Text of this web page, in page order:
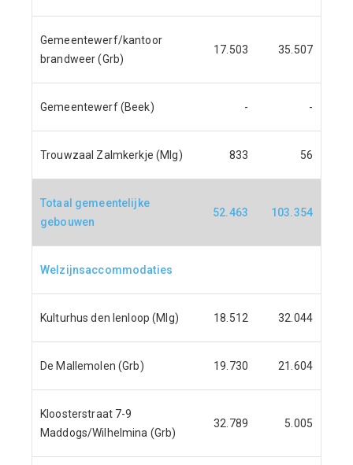
Gemeentewerf/kantoor
brandweer (Grb)
17.503 35.507
Gemeentewerf (Beek) - -
Trouwzaal Zalmkerkje (Mlg) 833 56
Totaal gemeentelijke
gebouwen
52.463 103.354
Welzijnsaccommodaties
Kulturhus den Ienloop (Mlg) 18.512 32.044
De Mallemolen (Grb) 19.730 21.604
Kloosterstraat 7-9
Maddogs/Wilhelmina (Grb)
32.789 5.005